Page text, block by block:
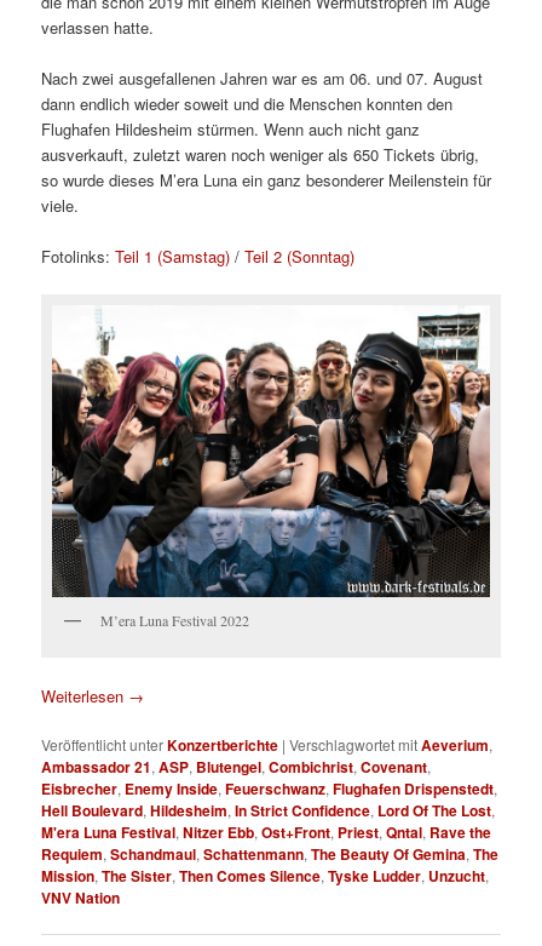
verlassen hatte.
Nach zwei ausgefallenen Jahren war es am 06. und 07. August
dann endlich wieder soweit und die Menschen konnten den
Flughafen Hildesheim stürmen. Wenn auch nicht ganz
ausverkauft, zuletzt waren noch weniger als 650 Tickets übrig,
so wurde dieses M’era Luna ein ganz besonderer Meilenstein für
viele.
Fotolinks:Teil 1 (Samstag) /Teil 2 (Sonntag)
M’era Luna Festival 2022
Weiterlesen →
Veröffentlicht unterKonzertberichte |Verschlagwortet mitAeverium,
Ambassador 21,ASP, Blutengel,Combichrist,Covenant,
Eisbrecher, Enemy Inside,Feuerschwanz,Flughafen Drispenstedt,
Hell Boulevard,Hildesheim,In Strict Confidence, Lord Of The Lost,
M'era Luna Festival,Nitzer Ebb,Ost+Front, Priest,Qntal, Rave the
Requiem,Schandmaul,Schattenmann,The Beauty Of Gemina,The
Mission,The Sister,Then Comes Silence,Tyske Ludder, Unzucht,
VNV Nation